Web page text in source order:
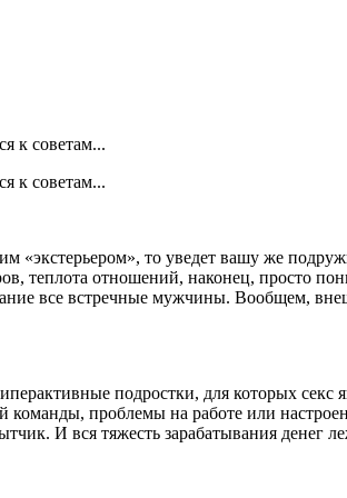
к советам...
к советам...
«экстерьером», то уведет вашу же
теплота отношений, наконец, просто
все встречные мужчины. Вообщем,
подростки, для которых секс
проблемы на работе или
И вся тяжесть зарабатывания денег